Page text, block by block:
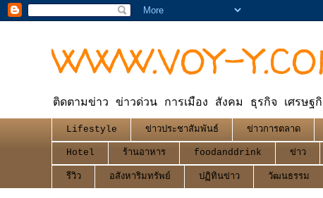
WWW.VOY-
ติดตามข่าว ข่าวด่วน การเมือง สังคม ธุรกิจ เศรษ
Lifestyle ข่าวประชาสัมพันธ์ ข่าวการตลาด
Hotel ร้านอาหาร foodanddrink ข่าว
รีวิว อสังหาริมทรัพย์ ปฏิทินข่าว วัฒนธรรม